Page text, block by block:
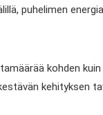
puhelimen
kohden
kehityksen